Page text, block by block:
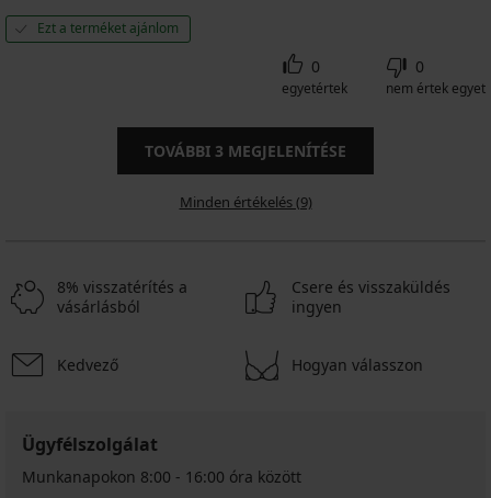
Ezt a terméket ajánlom
0
egyetértek
0
nem értek egyet
TOVÁBBI 3 MEGJELENÍTÉSE
Minden értékelés (9)
8% visszatérítés a
vásárlásból
Csere és visszaküldés
ingyen
Kedvező Hogyan válasszon
Ügyfélszolgálat
Munkanapokon 8:00 - 16:00 óra között